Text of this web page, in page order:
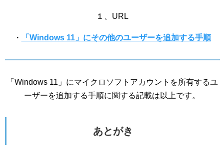
１、URL
・ 「Windows 11」にその他のユーザーを追加する手順
「Windows 11」にマイクロソフトアカウントを所有するユ
ーザーを追加する手順に関する記載は以上です。
あとがき